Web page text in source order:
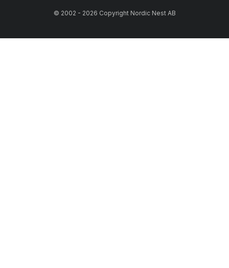
© 2002 - 2026 Copyright Nordic Nest AB